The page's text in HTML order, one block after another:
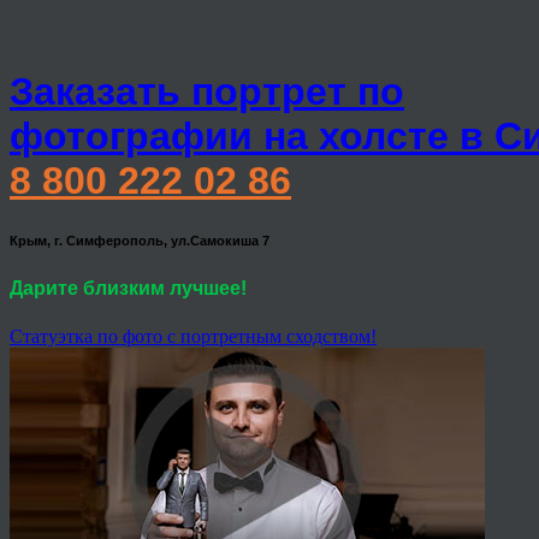
Заказать портрет по
фотографии на холсте в
8 800 222 02 86
Крым, г. Симферополь, ул.Самокиша 7
Дарите близким лучшее!
Статуэтка по фото с портретным сходством!